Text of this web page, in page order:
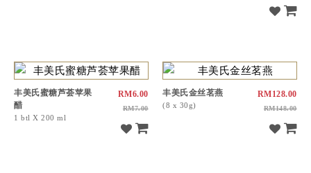
丰美氏蜜糖芦荟苹果
醋
1 btl X 200 ml
RM6.00
RM7.00
丰美氏金丝茗燕
(8 x 30g)
RM128.00
RM148.00